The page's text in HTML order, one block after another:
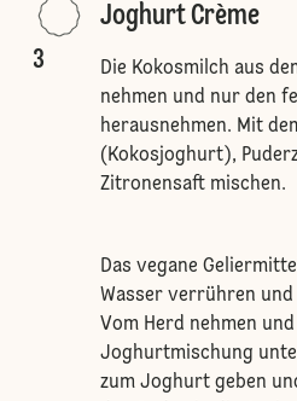
3
Joghurt Crème
Die Kokosmilch aus
nehmen und nur den
herausnehmen. Mit
(Kokosjoghurt),
Zitronensaft mischen.
Das vegane
Wasser verrühren
Vom Herd nehmen
Joghurtmischung
zum Joghurt geben